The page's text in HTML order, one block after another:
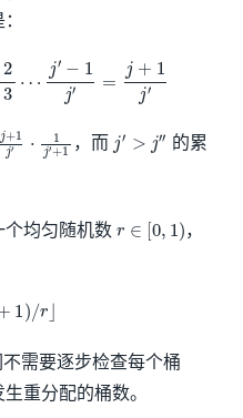
2j+ ⋯j′ j′ 1j
j+1 ′
+1 ，而 j′>
的累
个均匀随机数 0, 1)
，
1 )/ r ⌋
需要逐步检查每个桶
重分配的桶数。